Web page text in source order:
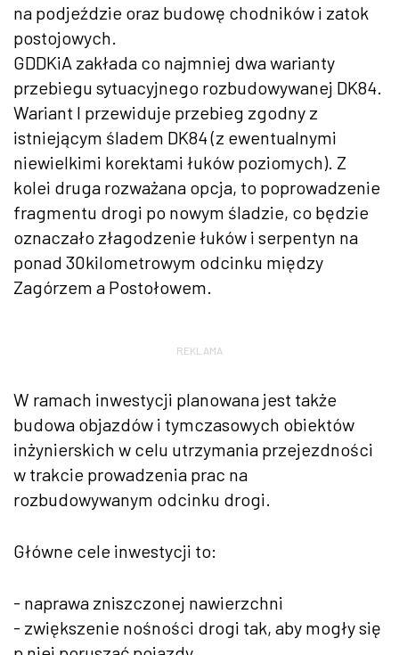
na podjeździe oraz budowę chodników i zatok
postojowych.
GDDKiA zakłada co najmniej dwa warianty
przebiegu sytuacyjnego rozbudowywanej DK84.
Wariant I przewiduje przebieg zgodny z
istniejącym śladem DK84 (z ewentualnymi
niewielkimi korektami łuków poziomych). Z
kolei druga rozważana opcja, to poprowadzenie
fragmentu drogi po nowym śladzie, co będzie
oznaczało złagodzenie łuków i serpentyn na
ponad 30kilometrowym odcinku między
Zagórzem a Postołowem.
REKLAMA
W ramach inwestycji planowana jest także
budowa objazdów i tymczasowych obiektów
inżynierskich w celu utrzymania przejezdności
w trakcie prowadzenia prac na
rozbudowywanym odcinku drogi.
Główne cele inwestycji to:
- naprawa zniszczonej nawierzchni
- zwiększenie nośności drogi tak, aby mogły się